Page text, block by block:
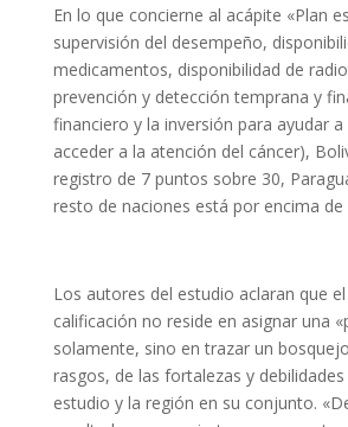
En lo que concierne al acápite «Plan
supervisión del desempeño,
medicamentos, disponibilidad de
prevención y detección temprana y
financiero y la inversión para ayudar
acceder a la atención del cáncer),
registro de 7 puntos sobre 30,
resto de naciones está por encima
Los autores del estudio aclaran que
calificación no reside en asignar una
solamente, sino en trazar un
rasgos, de las fortalezas y
estudio y la región en su conjunto.